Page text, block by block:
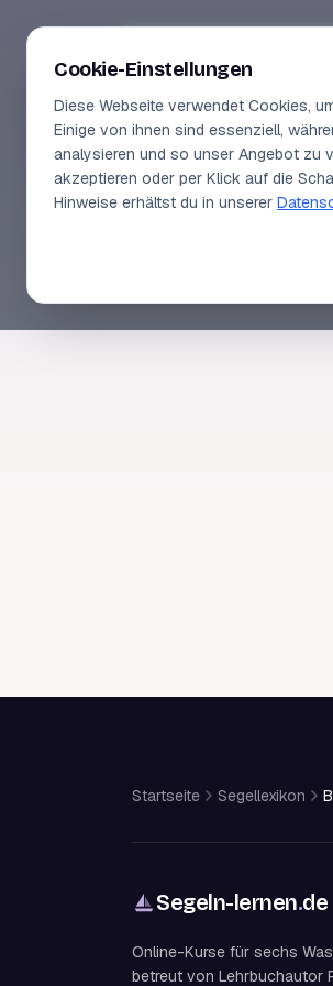
Startseite Segellexikon
Segeln-lernen.de
Online-Kurse für sechs
betreut von Lehrbuchautor
Cookie-Einstellungen
Diese Webseite verwendet Cookies,
Einige von ihnen sind essenziell,
analysieren und so unser Angebot zu
akzeptieren oder per Klick auf die
Hinweise erhältst du in unserer